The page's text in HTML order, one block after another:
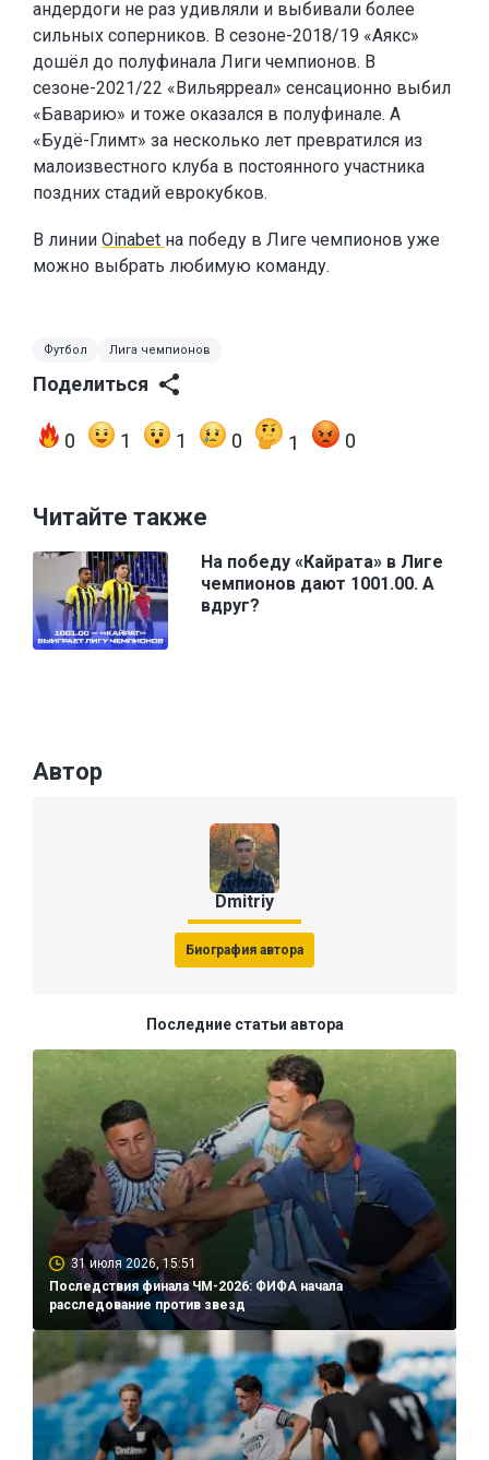
андердоги не раз удивляли и выбивали более
сильных соперников. В сезоне-2018/19 «Аякс»
дошёл до полуфинала Лиги чемпионов. В
сезоне-2021/22 «Вильярреал» сенсационно выбил
«Баварию» и тоже оказался в полуфинале. А
«Будё-Глимт» за несколько лет превратился из
малоизвестного клуба в постоянного участника
поздних стадий еврокубков.
В линии Oinabet на победу в Лиге чемпионов уже
можно выбрать любимую команду.
Футбол Лига чемпионов
Поделиться
0 1 1 0 1 0
Читайте также
На победу «Кайрата» в Лиге
чемпионов дают 1001.00. А
вдруг?
Автор
Dmitriy
Биография автора
Последние статьи автора
31 июля 2026, 15:51
Последствия финала ЧМ-2026: ФИФА начала
расследование против звезд